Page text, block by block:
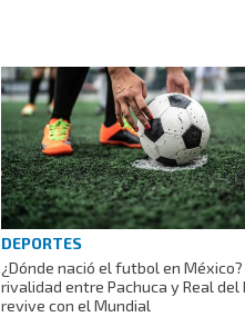
DEPORTES
¿Dónde nació el futbol en México?
rivalidad entre Pachuca y Real del
revive con el Mundial